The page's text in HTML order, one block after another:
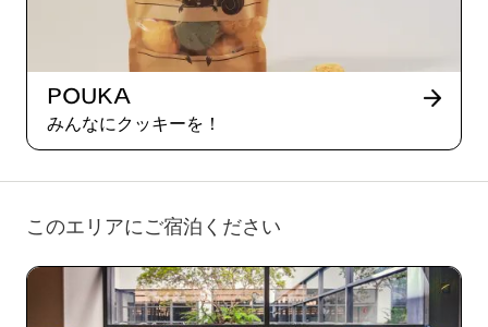
Pouka
みんなにクッキーを！
このエリアにご宿泊ください